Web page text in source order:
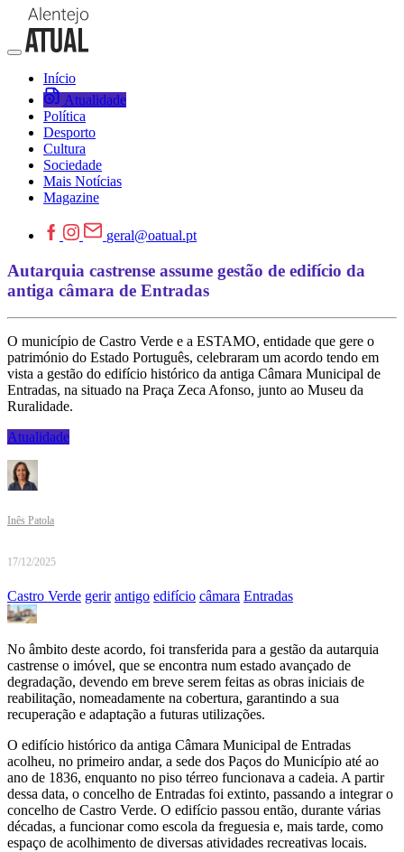
Início
Atualidade
Política
Desporto
Cultura
Sociedade
Mais Notícias
Magazine
geral@oatual.pt
Autarquia castrense assume gestão de edifício da
antiga câmara de Entradas
O município de Castro Verde e a ESTAMO, entidade que gere o
património do Estado Português, celebraram um acordo tendo em
vista a gestão do edifício histórico da antiga Câmara Municipal de
Entradas, na situado na Praça Zeca Afonso, junto ao Museu da
Ruralidade.
Atualidade
Inês Patola
17/12/2025
Castro Verde gerir antigo edifício câmara Entradas
No âmbito deste acordo, foi transferida para a gestão da autarquia
castrense o imóvel, que se encontra num estado avançado de
degradação, devendo em breve serem feitas as obras iniciais de
reabilitação, nomeadamente na cobertura, garantindo a sua
recuperação e adaptação a futuras utilizações.
O edifício histórico da antiga Câmara Municipal de Entradas
acolheu, no primeiro andar, a sede dos Paços do Município até ao
ano de 1836, enquanto no piso térreo funcionava a cadeia. A partir
dessa data, o concelho de Entradas foi extinto, passando a integrar o
concelho de Castro Verde. O edifício passou então, durante várias
décadas, a funcionar como escola da freguesia e, mais tarde, como
espaço de acolhimento de diversas atividades recreativas locais.